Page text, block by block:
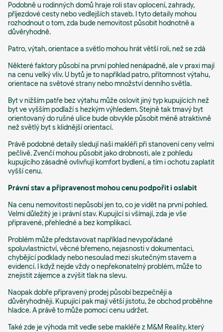
Podobně u rodinných domů hraje roli stav oplocení, zahrady,
příjezdové cesty nebo vedlejších staveb. I tyto detaily mohou
rozhodnout o tom, zda bude nemovitost působit hodnotně a
důvěryhodně.
Patro, výtah, orientace a světlo mohou hrát větší roli, než se zdá
Některé faktory působí na první pohled nenápadně, ale v praxi mají
na cenu velký vliv. U bytů je to například patro, přítomnost výtahu,
orientace na světové strany nebo množství denního světla.
Byt v nižším patře bez výtahu může oslovit jiný typ kupujících než
byt ve vyšším podlaží s hezkým výhledem. Stejně tak tmavý byt
orientovaný do rušné ulice bude obvykle působit méně atraktivně
než světlý byt s klidnější orientací.
Právě podobné detaily sledují naši makléři při stanovení ceny velmi
pečlivě. Zvenčí mohou působit jako drobnosti, ale z pohledu
kupujícího zásadně ovlivňují komfort bydlení, a tím i ochotu zaplatit
vyšší cenu.
Právní stav a připravenost mohou cenu podpořit i oslabit
Na cenu nemovitosti nepůsobí jen to, co je vidět na první pohled.
Velmi důležitý je i právní stav. Kupující si všímají, zda je vše
připravené, přehledné a bez komplikací.
Problém může představovat například nevypořádané
spoluvlastnictví, věcné břemeno, nejasnosti v dokumentaci,
chybějící podklady nebo nesoulad mezi skutečným stavem a
evidencí. I když nejde vždy o nepřekonatelný problém, může to
znejistit zájemce a zvýšit tlak na slevu.
Naopak dobře připravený prodej působí bezpečněji a
důvěryhodněji. Kupující pak mají větší jistotu, že obchod proběhne
hladce. A právě to může pomoci cenu udržet.
Také zde je výhoda mít vedle sebe makléře z M&M Reality, který